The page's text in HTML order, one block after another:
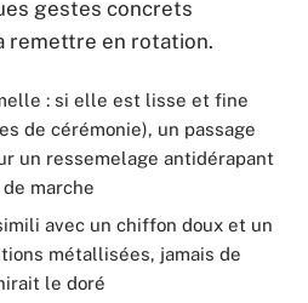
gestes concrets
remettre en rotation.
: si elle est lisse et fine
de cérémonie), un passage
un ressemelage antidérapant
marche
avec un chiffon doux et un
métallisées, jamais de
le doré